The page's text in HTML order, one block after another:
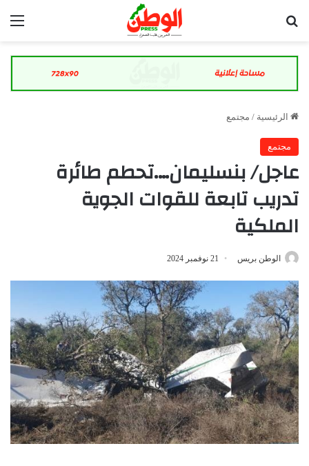
الرئيسية / مجتمع
مجتمع
عاجل/ بنسليمان….تحطم طائرة
تدريب تابعة للقوات الجوية
الملكية
الوطن بريس 21 نوفمبر 2024